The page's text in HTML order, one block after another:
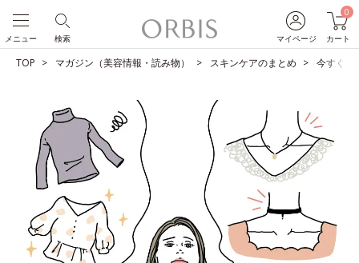
マイページ
0
カート
検索
メニュー
TOP マガジン（美容情報・読み物） スキンケアのまとめ 今すぐや